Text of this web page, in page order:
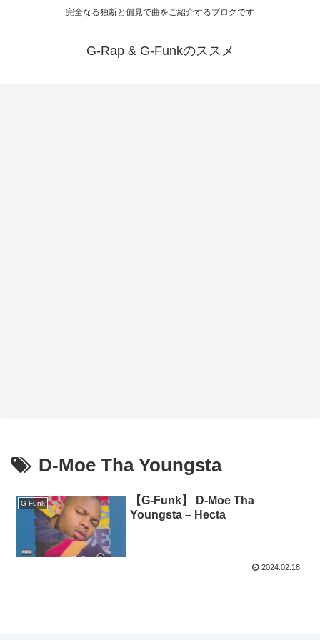
完全なる独断と偏見で曲をご紹介するブログです
G-Rap & G-Funkのススメ
D-Moe Tha Youngsta
G-Funk
【G-Funk】 D-Moe Tha
Youngsta – Hecta
2024.02.18